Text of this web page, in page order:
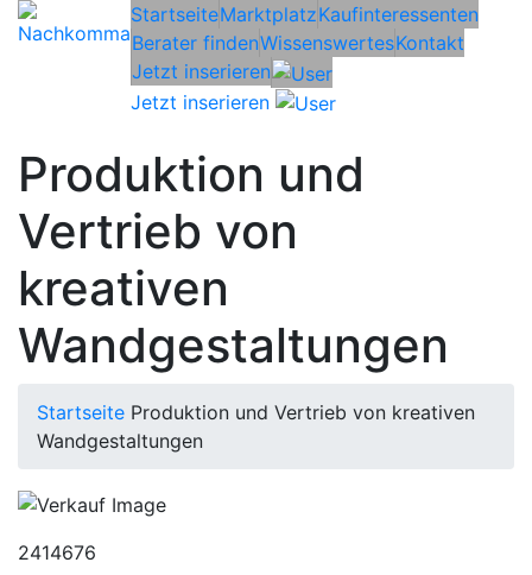
StartseiteMarktplatzKaufinteressenten
Berater findenWissenswertesKontakt
Jetzt inserieren
Jetzt inserieren
Produktion und
Vertrieb von
kreativen
Wandgestaltungen
Startseite Produktion und Vertrieb von kreativen
Wandgestaltungen
2414676